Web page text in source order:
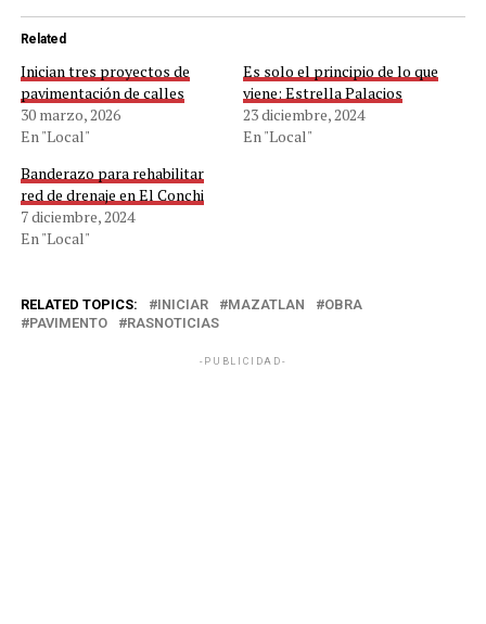
Related
Inician tres proyectos de
pavimentación de calles
30 marzo, 2026
En "Local"
Es solo el principio de lo que
viene: Estrella Palacios
23 diciembre, 2024
En "Local"
Banderazo para rehabilitar
red de drenaje en El Conchi
7 diciembre, 2024
En "Local"
RELATED TOPICS: INICIAR MAZATLAN
OBRA
PAVIMENTO
RASNOTICIAS
-PUBLICIDAD-